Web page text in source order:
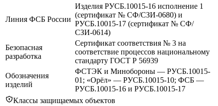
Линия ФСБ России
Изделия РУСБ.10015-16 исполнение 1
(сертификат № СФ/СЗИ-0680) и
РУСБ.10015-17 (сертификат № СФ/
СЗИ-0614)
Безопасная
разработка
Сертификат соответствия № 3 на
соответствие процессов национальному
стандарту ГОСТ Р 56939
Обозначения
изделий
ФСТЭК и Минобороны — РУСБ.10015-
01; «Орёл» — РУСБ.10015-10; ФСБ —
РУСБ.10015-16 и РУСБ.10015-17
Классы защищаемых объектов